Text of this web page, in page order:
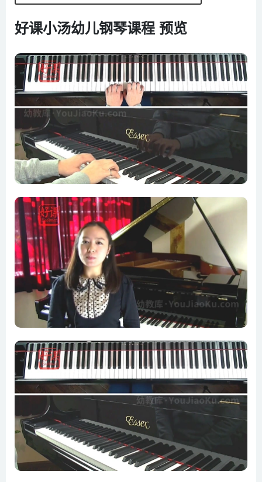
第6集 摘棉花的老人
第8集 有谁知道我的忧愁
第9集 班卓琴手
第10集 公主圆舞曲
好课小汤幼儿钢琴课程 预览